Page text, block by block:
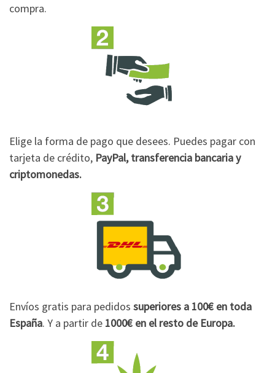
compra.
Elige la forma de pago que desees. Puedes pagar con
tarjeta de crédito, PayPal, transferencia bancaria y
criptomonedas.
Envíos gratis para pedidos superiores a 100€ en toda
España. Y a partir de 1000€ en el resto de Europa.